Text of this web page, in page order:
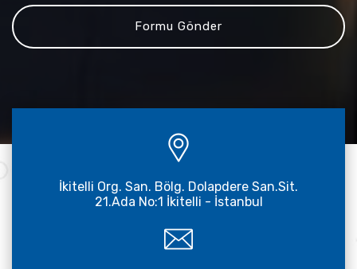
İkitelli Org. San. Bölg. Dolapdere San.Sit.
21.Ada No:1 İkitelli - İstanbul